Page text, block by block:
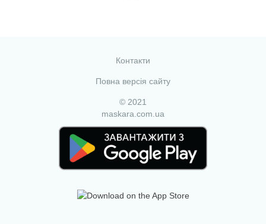
Контакти
Повна версія сайту
© 2021
maskara.com.ua